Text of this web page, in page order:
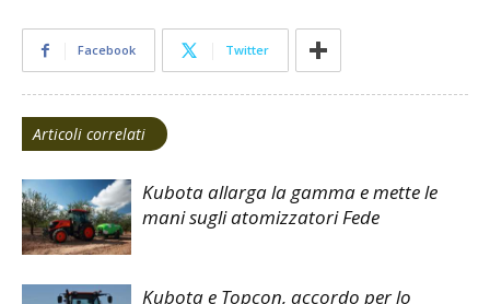
Facebook Twitter
Articoli correlati
Kubota allarga la gamma e mette le
mani sugli atomizzatori Fede
Kubota e Topcon, accordo per lo